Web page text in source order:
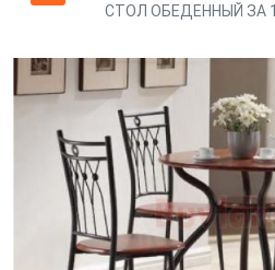
СТОЛ ОБЕДЕННЫЙ ЗА